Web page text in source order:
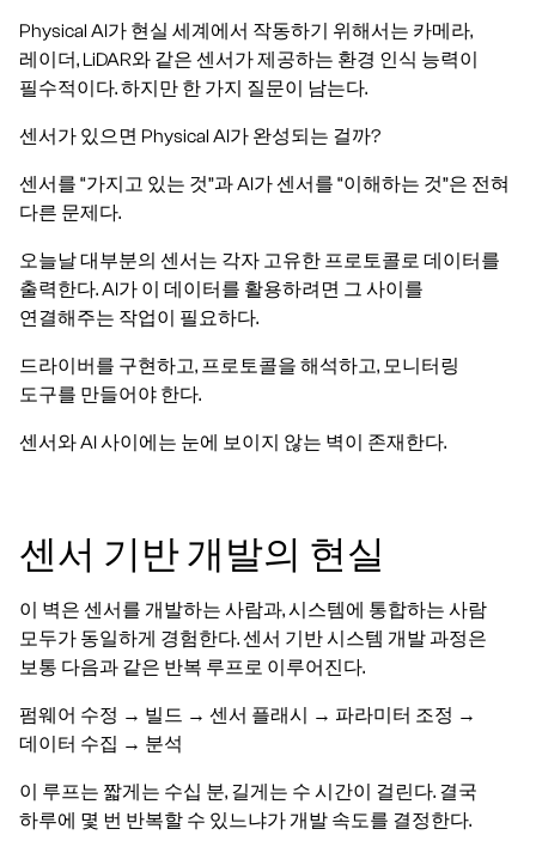
Physical AI가 현실 세계에서 작동하기 위해서는 카메라,
레이더, LiDAR와 같은 센서가 제공하는 환경 인식 능력이
필수적이다. 하지만 한 가지 질문이 남는다.
센서가 있으면 Physical AI가 완성되는 걸까?
센서를 “가지고 있는 것”과 AI가 센서를 “이해하는 것”은 전혀
다른 문제다.
오늘날 대부분의 센서는 각자 고유한 프로토콜로 데이터를
출력한다. AI가 이 데이터를 활용하려면 그 사이를
연결해주는 작업이 필요하다.
드라이버를 구현하고, 프로토콜을 해석하고, 모니터링
도구를 만들어야 한다.
센서와 AI 사이에는 눈에 보이지 않는 벽이 존재한다.
센서 기반 개발의 현실
이 벽은 센서를 개발하는 사람과, 시스템에 통합하는 사람
모두가 동일하게 경험한다. 센서 기반 시스템 개발 과정은
보통 다음과 같은 반복 루프로 이루어진다.
펌웨어 수정 → 빌드 → 센서 플래시 → 파라미터 조정 →
데이터 수집 → 분석
이 루프는 짧게는 수십 분, 길게는 수 시간이 걸린다. 결국
하루에 몇 번 반복할 수 있느냐가 개발 속도를 결정한다.